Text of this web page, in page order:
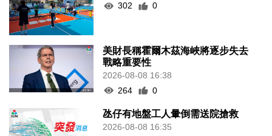
302
0
美財長稱霍爾木茲海峽將逐步失去
戰略重要性
2026-08-08 16:38
264
0
氹仔有地盤工人暈倒需送院搶救
2026-08-08 16:35